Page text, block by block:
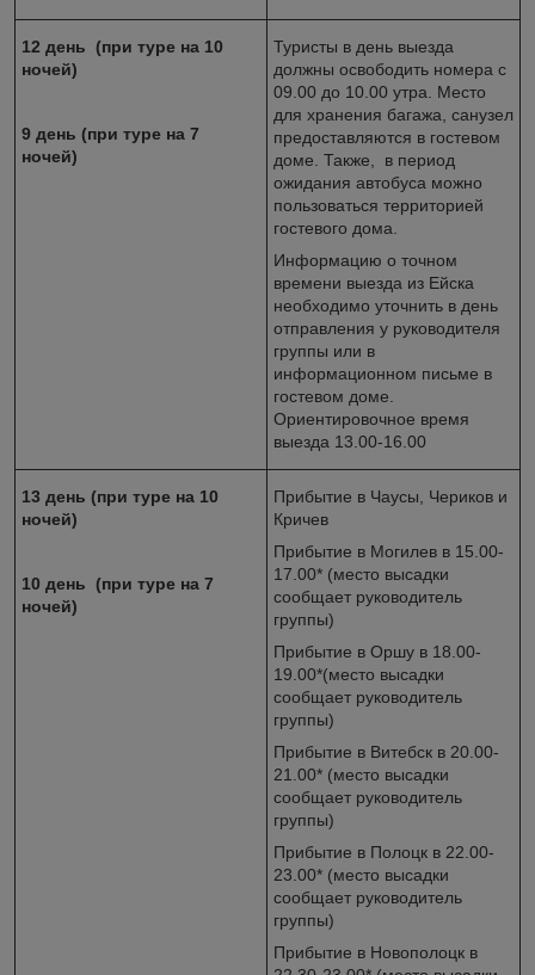
12 день (при туре на 10
ночей)
9 день (при туре на 7
ночей)
Туристы в день выезда
должны освободить номера с
09.00 до 10.00 утра. Место
для хранения багажа, санузел
предоставляются в гостевом
доме. Также, в период
ожидания автобуса можно
пользоваться территорией
гостевого дома.
Информацию о точном
времени выезда из Ейска
необходимо уточнить в день
отправления у руководителя
группы или в
информационном письме в
гостевом доме.
Ориентировочное время
выезда 13.00-16.00
13 день (при туре на 10
ночей)
10 день (при туре на 7
ночей)
Прибытие в Чаусы, Чериков и
Кричев
Прибытие в Могилев в 15.00-
17.00* (место высадки
сообщает руководитель
группы)
Прибытие в Оршу в 18.00-
19.00*(место высадки
сообщает руководитель
группы)
Прибытие в Витебск в 20.00-
21.00* (место высадки
сообщает руководитель
группы)
Прибытие в Полоцк в 22.00-
23.00* (место высадки
сообщает руководитель
группы)
Прибытие в Новополоцк в